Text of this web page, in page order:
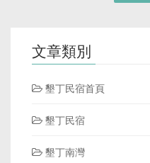
文章類別
墾丁民宿首頁
墾丁民宿
墾丁南灣